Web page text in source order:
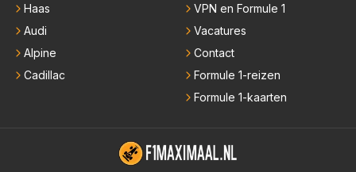
Haas
Audi
Alpine
Cadillac
VPN en Formule 1
Vacatures
Contact
Formule 1-reizen
Formule 1-kaarten